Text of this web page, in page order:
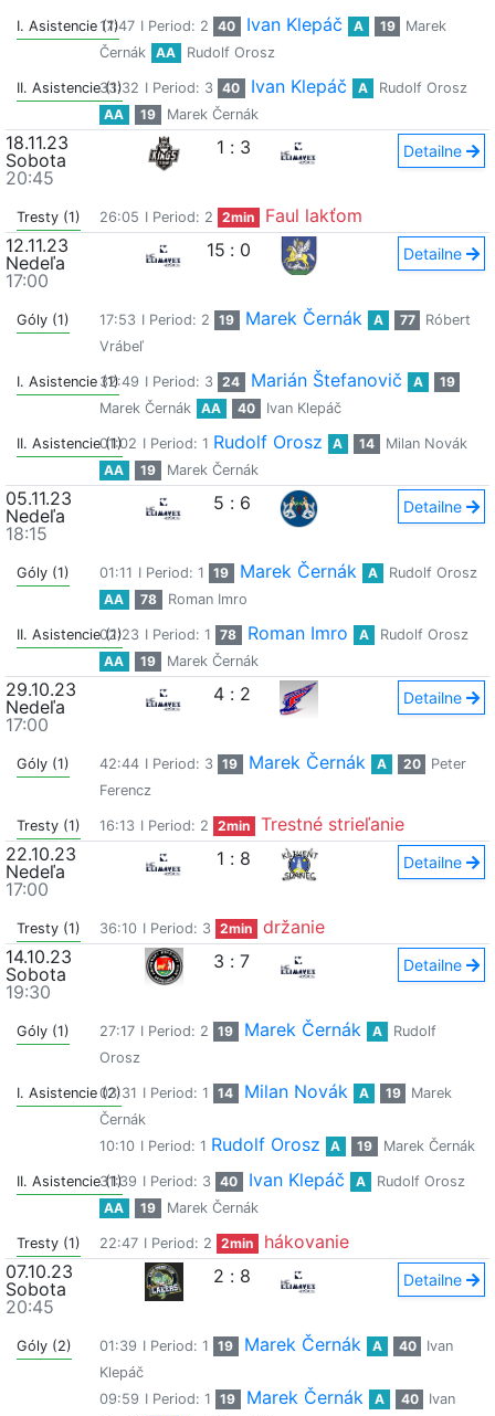
I. Asistencie (1)
17:47 I Period: 2 40 Ivan Klepáč A 19
Marek
Černák
AA Rudolf Orosz
II. Asistencie (1)
33:32 I Period: 3 40 Ivan Klepáč A
Rudolf Orosz
AA
19 Marek Černák
18.11.23
Sobota
20:45
1 : 3 Detailne
Tresty (1) 26:05 I Period: 2 2min
Faul lakťom
12.11.23
Nedeľa
17:00
15 : 0 Detailne
Góly (1) 17:53 I Period: 2 19 Marek Černák A 77
Róbert
Vrábeľ
I. Asistencie (1)32:49 I Period: 3 24 Marián Štefanovič A
19
Marek Černák
AA 40 Ivan Klepáč
II. Asistencie (1)
01:02 I Period: 1 Rudolf Orosz A 14
Milan Novák
AA
19 Marek Černák
05.11.23
Nedeľa
18:15
5 : 6 Detailne
Góly (1) 01:11 I Period: 1 19 Marek Černák A
Rudolf Orosz
AA
78 Roman Imro
II. Asistencie (1)
02:23 I Period: 1 78 Roman Imro A
Rudolf Orosz
AA
19 Marek Černák
29.10.23
Nedeľa
17:00
4 : 2 Detailne
Góly (1) 42:44 I Period: 3 19 Marek Černák A 20
Peter
Ferencz
Tresty (1) 16:13 I Period: 2 2min
Trestné strieľanie
22.10.23
Nedeľa
17:00
1 : 8 Detailne
Tresty (1) 36:10 I Period: 3 2min
držanie
14.10.23
Sobota
19:30
3 : 7 Detailne
Góly (1) 27:17 I Period: 2 19 Marek Černák A
Rudolf
Orosz
I. Asistencie (2)
03:31 I Period: 1 14 Milan Novák A 19
Marek
Černák
10:10 I Period: 1 Rudolf Orosz A 19 Marek Černák
II. Asistencie (1)
31:39 I Period: 3 40 Ivan Klepáč A
Rudolf Orosz
AA
19 Marek Černák
Tresty (1) 22:47 I Period: 2 2min
hákovanie
07.10.23
Sobota
20:45
2 : 8 Detailne
Góly (2) 01:39 I Period: 1 19 Marek Černák A 40
Ivan
Klepáč
09:59 I Period: 1 19 Marek Černák A 40
Ivan